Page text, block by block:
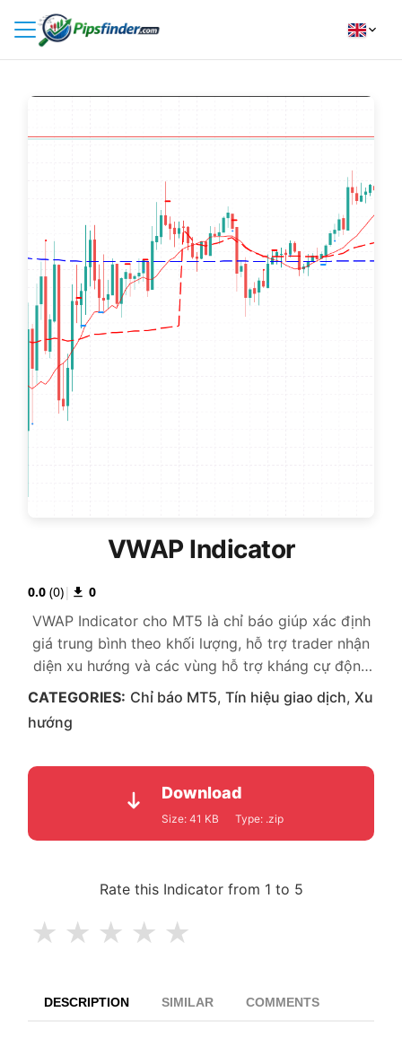
HOW TO INSTALL
FOLLOW
VWAP Indicator
0.0 (0)| 0
VWAP Indicator cho MT5 là chỉ báo giúp xác định
giá trung bình theo khối lượng, hỗ trợ trader nhận
diện xu hướng và các vùng hỗ trợ kháng cự động
hiệu quả.
CATEGORIES: Chỉ báo MT5, Tín hiệu giao dịch, Xu
hướng
Download
Size: 41 KB Type: .zip
Rate this Indicator from 1 to 5
★
★
★
★
★
DESCRIPTION SIMILAR COMMENTS